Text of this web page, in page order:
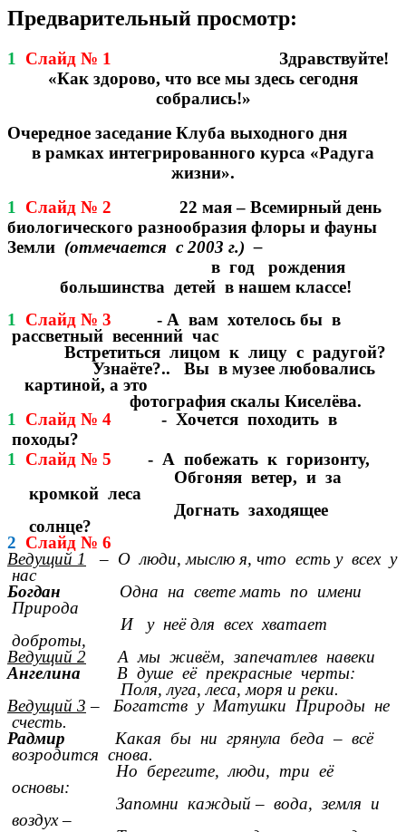
Предварительный просмотр:
1 Слайд № 1
Здравствуйте!
«Как здорово, что все мы здесь сегодня
собрались!»
Очередное заседание Клуба выходного дня
в рамках интегрированного курса «Радуга
жизни».
1
Слайд № 2 22 мая – Всемирный день
биологического разнообразия флоры и фауны
Земли (отмечается с 2003 г.) –
в год рождения
большинства детей в нашем классе!
1
Слайд № 3 - А вам хотелось бы в
рассветный весенний час
Встретиться лицом к лицу с радугой?
Узнаёте?.. Вы в музее любовались
картиной, а это
фотография скалы Киселёва.
1 Слайд № 4 - Хочется походить в
походы?
1 Слайд № 5 - А побежать к горизонту,
Обгоняя ветер, и за
кромкой леса
Догнать заходящее
солнце?
2 Слайд № 6
Ведущий 1
– О люди, мыслю я, что есть у всех у
нас
Богдан Одна на свете мать по имени
Природа
И у неё для всех хватает
доброты,
Ведущий 2 А мы живём, запечатлев навеки
Ангелина
В душе её прекрасные черты:
Поля, луга, леса, моря и реки.
Ведущий 3 – Богатств у Матушки Природы не
счесть.
Радмир
Какая бы ни грянула беда – всё
возродится снова.
Но берегите, люди, три её
основы:
Запомни каждый – вода, земля и
воздух –